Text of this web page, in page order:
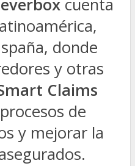
cuenta
donde
y otras
Claims
de
y mejorar la